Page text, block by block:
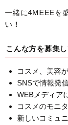
一緒に4MEEEを
い！
こんな方を募集
コスメ、美容
SNSで情報発
WEBメディア
コスメのモニ
新しいコミュ